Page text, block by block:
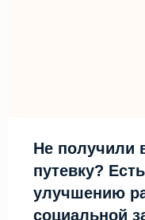
Не получили
путевку?
улучшению
социальной